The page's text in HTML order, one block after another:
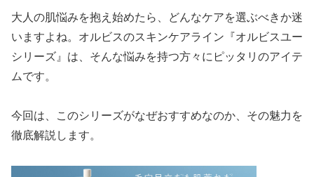
大人の肌悩みを抱え始めたら、どんなケアを選ぶべきか迷
いますよね。オルビスのスキンケアライン『オルビスユー
シリーズ』は、そんな悩みを持つ方々にピッタリのアイテ
ムです。
今回は、このシリーズがなぜおすすめなのか、その魅力を
徹底解説します。